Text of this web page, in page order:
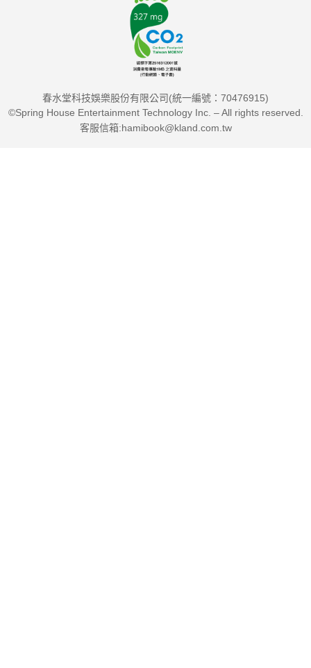
春水堂科技娛樂股份有限公司(統一編號：70476915)
©Spring House Entertainment Technology Inc. – All rights reserved.
客服信箱:hamibook@kland.com.tw